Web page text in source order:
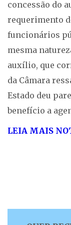
concessão do
requerimento
funcionários
mesma
auxílio, que
da Câmara
Estado deu
benefício a
LEIA MAIS